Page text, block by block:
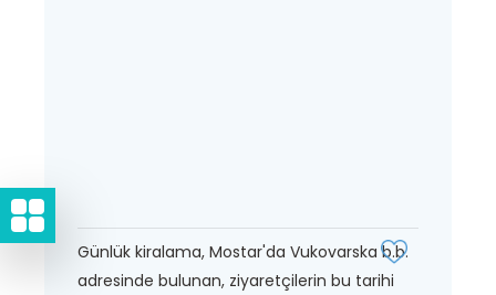
Günlük kiralama, Mostar'da Vukovarska b.b.
adresinde bulunan, ziyaretçilerin bu tarihi